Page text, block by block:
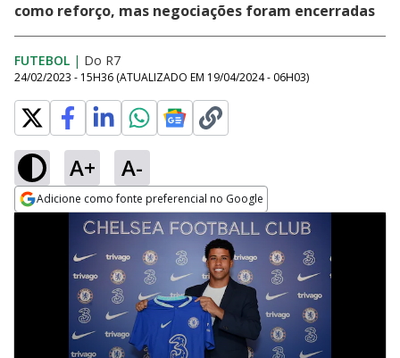
como reforço, mas negociações foram encerradas
FUTEBOL | Do R7
24/02/2023 - 15H36 (ATUALIZADO EM 19/04/2024 - 06H03)
A+ A-
Adicione como fonte preferencial no Google
Opens in new window